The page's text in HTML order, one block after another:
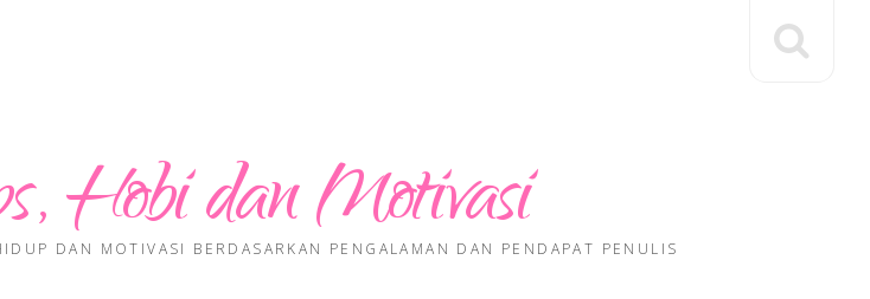
Hobi dan Motivasi
DAN MOTIVASI BERDASARKAN PENGALAMAN DAN PENDAPAT PENULIS